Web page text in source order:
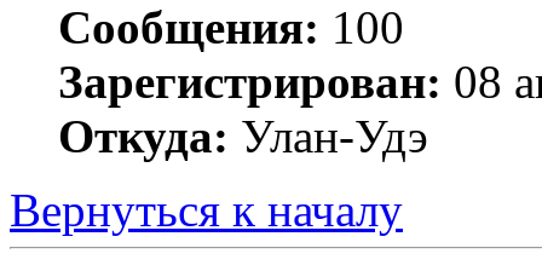
Сообщения: 100
Зарегистрирован: 08
Откуда: Улан-Удэ
Вернуться к началу